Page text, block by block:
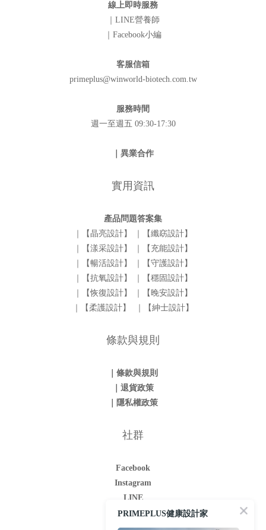
線上即時服務
｜LINE營養師
｜Facebook小編
客服信箱
primeplus@winworld-biotech.com.tw
服務時間
週一至週五 09:30-17:30
｜異業合作
實用資訊
產品問題答案集
｜【晶亮設計】
｜【纖窈設計】
｜【漾采設計】
｜【充能設計】
｜【暢活設計】
｜【守護設計】
｜【抗氧設計】
｜【穩固設計】
｜【恢復設計】
｜【晚安設計】
｜【柔護設計】
｜【紳士設計】
條款與規則
｜條款與規則
｜退貨政策
｜隱私權政策
社群
Facebook
Instagram
LINE
Youtube
PRIMEPLUS健康設計家